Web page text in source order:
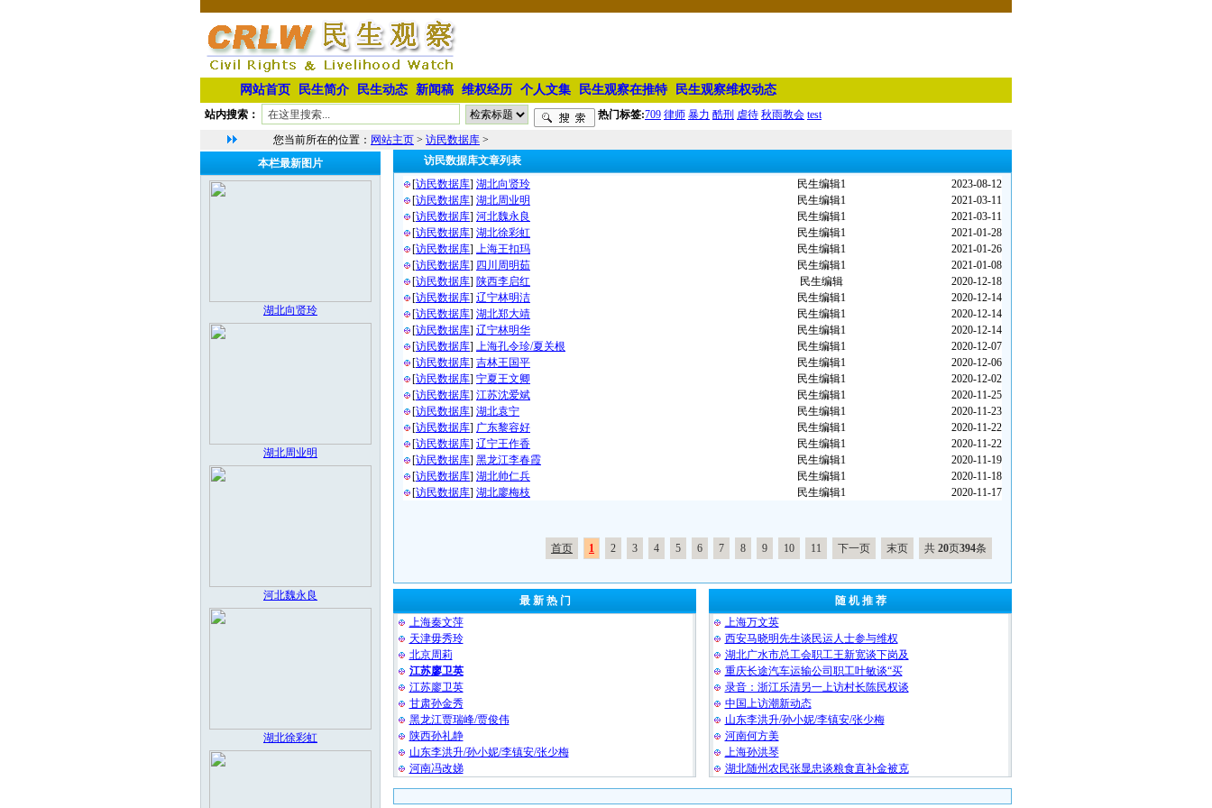
网站首页 民生简介 民生动态 新闻稿 维权经历 个人文集 民生观察在推特 民生观察维权动态
站内搜索： 热门标签:709 律师 暴力 酷刑 虐待 秋雨教会 test
您当前所在的位置： 网站主页 > 访民数据库 >
本栏最新图片
湖北向贤玲
湖北周业明
河北魏永良
湖北徐彩虹
访民数据库文章列表
[访民数据库] 湖北向贤玲 民生编辑1
2023-08-12
[访民数据库] 湖北周业明 民生编辑1
2021-03-11
[访民数据库] 河北魏永良 民生编辑1
2021-03-11
[访民数据库] 湖北徐彩虹 民生编辑1
2021-01-28
[访民数据库] 上海王扣玛 民生编辑1
2021-01-26
[访民数据库] 四川周明茹 民生编辑1
2021-01-08
[访民数据库] 陕西李启红 民生编辑
2020-12-18
[访民数据库] ⁨辽宁林明洁 民生编辑1
2020-12-14
[访民数据库] 湖北郑大靖 民生编辑1
2020-12-14
[访民数据库] 辽宁林明华 民生编辑1
2020-12-14
[访民数据库] 上海孔令珍/夏关根 民生编辑1
2020-12-07
[访民数据库] 吉林王国平 民生编辑1
2020-12-06
[访民数据库] 宁夏王文卿 民生编辑1
2020-12-02
[访民数据库] 江苏沈爱斌 民生编辑1
2020-11-25
[访民数据库] 湖北袁宁 民生编辑1
2020-11-23
[访民数据库] 广东黎容好 民生编辑1
2020-11-22
[访民数据库] 辽宁王作香⁩ 民生编辑1
2020-11-22
[访民数据库] 黑龙江李春霞 民生编辑1
2020-11-19
[访民数据库] 湖北帅仁兵⁩ 民生编辑1
2020-11-18
[访民数据库] 湖北廖梅枝 民生编辑1 2020-11-17
首页 1 2 3 4 5 6 7 8 9 10 11 下一页 末页 共 20页394条
最 新 热 门
上海秦文萍
天津毋秀玲
北京周莉
江苏廖卫英
江苏廖卫英
甘肃孙金秀
黑龙江贾瑞峰/贾俊伟
陕西孙礼静
山东李洪升/孙小妮/李镇安/张少梅
河南冯改娣
随 机 推 荐
上海万文英
西安马晓明先生谈民运人士参与维权
湖北广水市总工会职工王新宽谈下岗及
重庆长途汽车运输公司职工叶敏谈“买
录音：浙江乐清另一上访村长陈民权谈
中国上访潮新动态
山东李洪升/孙小妮/李镇安/张少梅
河南何方美
上海孙洪琴
湖北随州农民张显忠谈粮食直补金被克